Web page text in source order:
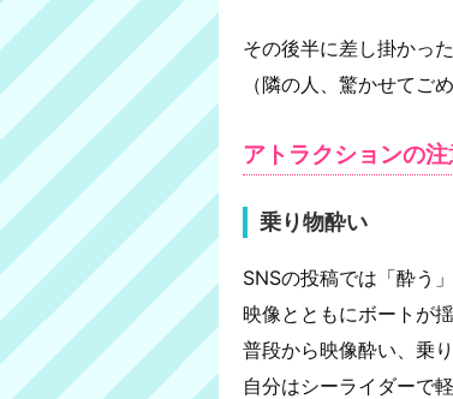
その後半に差し掛かっ
（隣の人、驚かせてご
アトラクションの
乗り物酔い
SNSの投稿では「酔う
映像とともにボートが
普段から映像酔い、乗
自分はシーライダーで